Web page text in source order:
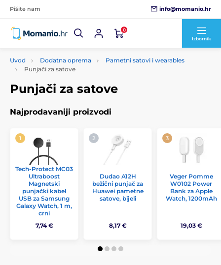
Pišite nam info@momanio.hr
0
Izbornik
Uvod Dodatna oprema
Pametni satovi i wearables
Punjači za satove
Punjači za satove
Najprodavaniji proizvodi
Tech-Protect MC03
Ultraboost
Magnetski
punjački kabel
USB za Samsung
Galaxy Watch, 1 m,
crni
7,74 €
Dudao A12H
bežični punjač za
Huawei pametne
satove, bijeli
8,17 €
Veger Pomme
W0102 Power
Bank za Apple
Watch, 1200mAh
19,03 €